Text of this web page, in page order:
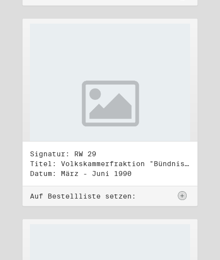
Signatur: RW 29
Titel: Volkskammerfraktion "Bündnis 90/Grüne" (1)
Datum: März - Juni 1990
Auf Bestellliste setzen: